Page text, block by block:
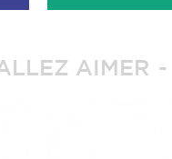
AIMER